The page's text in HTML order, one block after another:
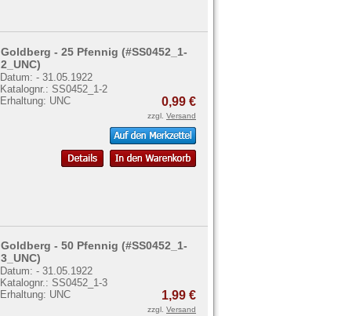
Goldberg - 25 Pfennig (#SS0452_1-
2_UNC)
Datum: - 31.05.1922
Katalognr.: SS0452_1-2
Erhaltung: UNC
0,99 €
zzgl. Versand
Goldberg - 50 Pfennig (#SS0452_1-
3_UNC)
Datum: - 31.05.1922
Katalognr.: SS0452_1-3
Erhaltung: UNC
1,99 €
zzgl. Versand